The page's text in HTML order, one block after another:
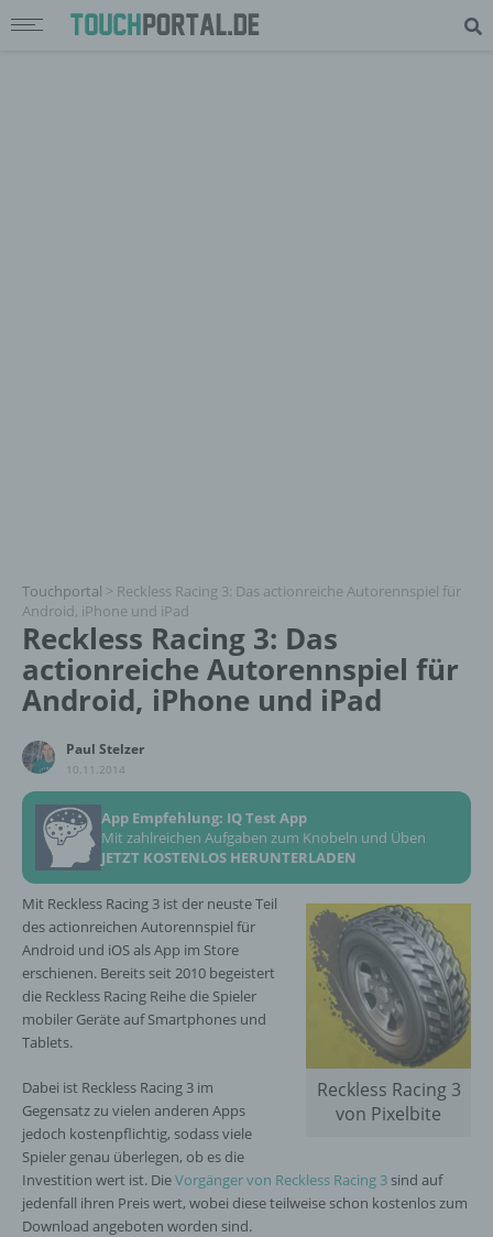
Touchportal > Reckless Racing 3: Das actionreiche Autorennspiel für
Android, iPhone und iPad
Reckless Racing 3: Das
actionreiche Autorennspiel für
Android, iPhone und iPad
Paul Stelzer
10.11.2014
App Empfehlung: IQ Test App
Mit zahlreichen Aufgaben zum Knobeln und Üben
JETZT KOSTENLOS HERUNTERLADEN
Reckless Racing 3
von Pixelbite
Mit Reckless Racing 3 ist der neuste Teil
des actionreichen Autorennspiel für
Android und iOS als App im Store
erschienen. Bereits seit 2010 begeistert
die Reckless Racing Reihe die Spieler
mobiler Geräte auf Smartphones und
Tablets.
Dabei ist Reckless Racing 3 im
Gegensatz zu vielen anderen Apps
jedoch kostenpflichtig, sodass viele
Spieler genau überlegen, ob es die
Investition wert ist. DieVorgänger von Reckless Racing 3 sind auf
jedenfall ihren Preis wert, wobei diese teilweise schon kostenlos zum
Download angeboten worden sind.